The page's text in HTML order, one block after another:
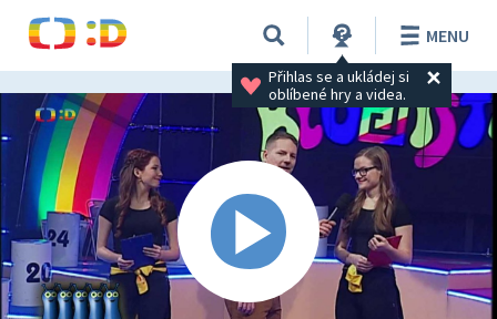
Přihlas se a ukládej si
oblíbené hry a videa.
MENU